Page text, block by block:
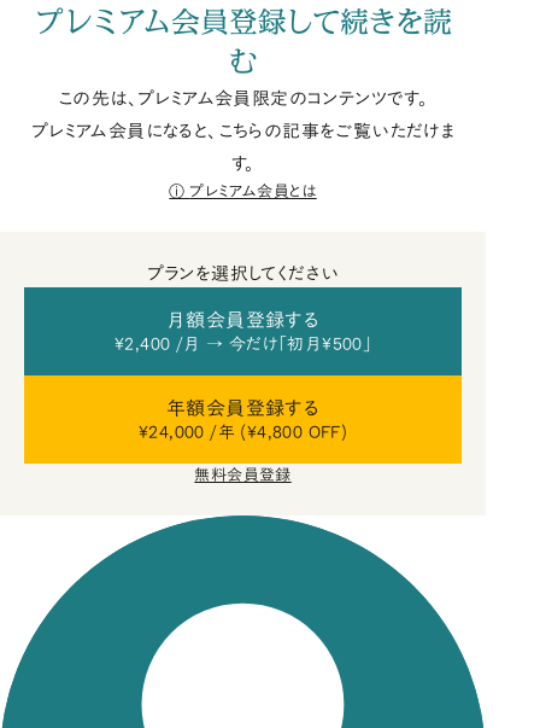
プレミアム会員登録して続きを読
む
この先は、プレミアム会員限定のコンテンツです。
プレミアム会員になると、こちらの記事をご覧いただけま
す。
プレミアム会員とは
プランを選択してください
月額会員登録する
¥2,400 /月 → 今だけ「初月¥500」
年額会員登録する
¥24,000 /年 (¥4,800 OFF)
無料会員登録